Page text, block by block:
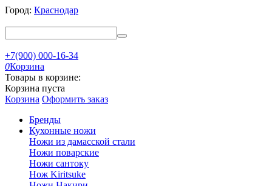
Город: Краснодар
+7(900) 000-16-34
0Корзина
Товары в корзине:
Корзина пуста
Корзина Оформить заказ
Бренды
Кухонные ножи
Ножи из дамасской стали
Ножи поварские
Ножи сантоку
Нож Kiritsuke